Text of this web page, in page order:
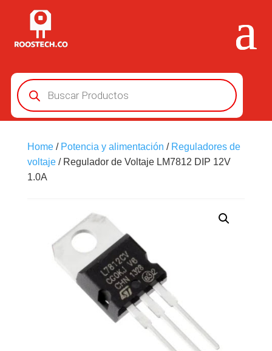
Búsqueda
de
productos
Home/ Potencia y alimentación / Reguladores de
voltaje/ Regulador de Voltaje LM7812 DIP 12V
1.0A